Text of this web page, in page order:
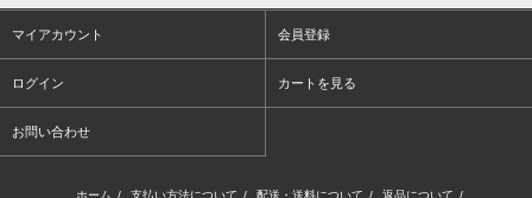
マイアカウント 会員登録
ログイン カートを見る
お問い合わせ